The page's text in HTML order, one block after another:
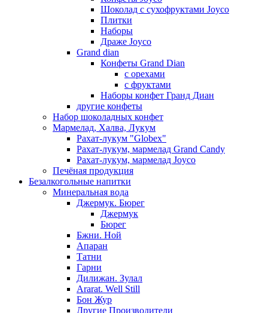
Шоколад с сухофруктами Joyco
Плитки
Наборы
Драже Joyco
Grand dian
Конфеты Grand Dian
с орехами
с фруктами
Наборы конфет Гранд Диан
другие конфеты
Набор шоколадных конфет
Мармелад, Халва, Лукум
Рахат-лукум "Globex"
Рахат-лукум, мармелад Grand Candy
Рахат-лукум, мармелад Joyco
Печёная продукция
Безалкогольные напитки
Минеральная вода
Джермук. Бюрег
Джермук
Бюрег
Бжни. Ной
Апаран
Татни
Гарни
Дилижан. Зулал
Ararat. Well Still
Бон Жур
Другие Производители